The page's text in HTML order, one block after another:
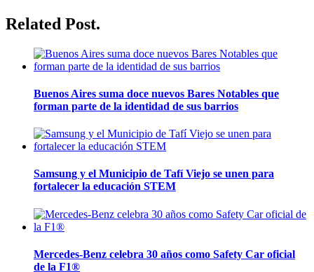
Related Post.
Buenos Aires suma doce nuevos Bares Notables que
forman parte de la identidad de sus barrios
Samsung y el Municipio de Tafí Viejo se unen para
fortalecer la educación STEM
Mercedes-Benz celebra 30 años como Safety Car oficial
de la F1®